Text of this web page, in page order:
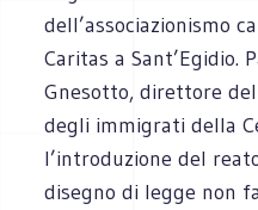
dell’associazionismo
Caritas a Sant’Egidio.
Gnesotto, direttore
degli immigrati della
l’introduzione del
disegno di legge non